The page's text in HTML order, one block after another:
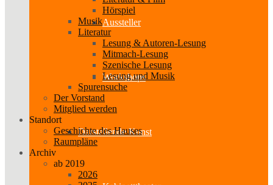
Aussteller
Workshops
Darstellende Kunst
Hörspiel
Musik
Literatur
Lesung & Autoren-Lesung
Mitmach-Lesung
Szenische Lesung
Lesung und Musik
Spurensuche
Der Vorstand
Mitglied werden
Standort
Geschichte des Hauses
Raumpläne
Archiv
ab 2019
2026